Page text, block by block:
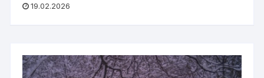
19.02.2026